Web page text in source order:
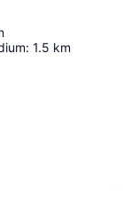
: 1.5 km